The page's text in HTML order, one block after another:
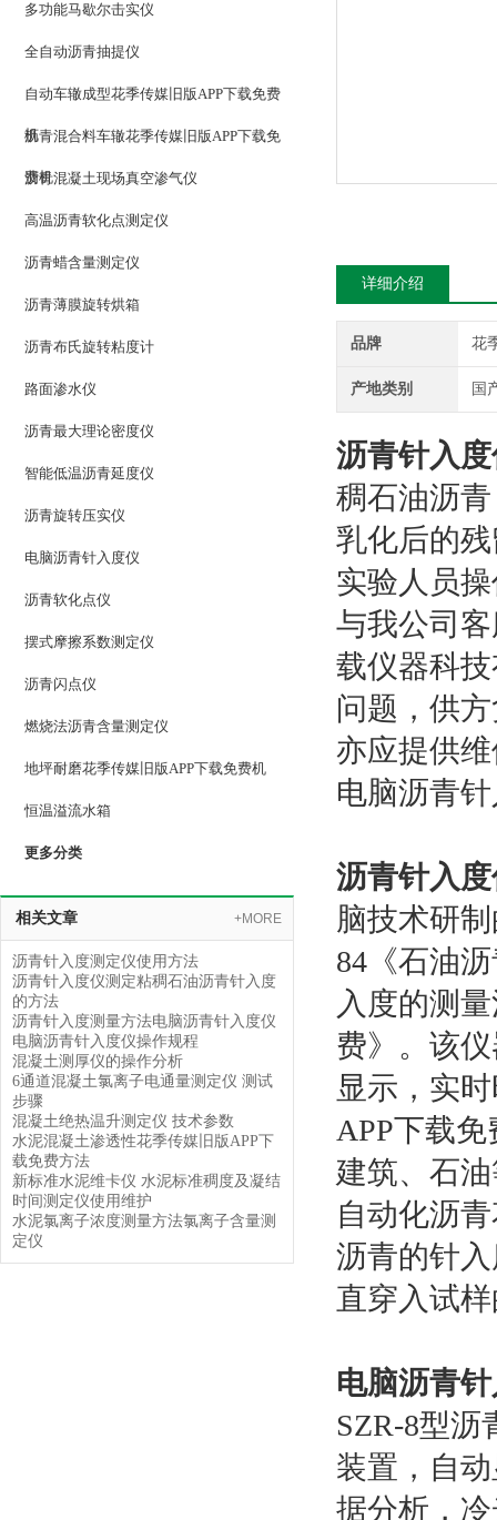
多功能马歇尔击实仪
全自动沥青抽提仪
自动车辙成型花季传媒旧版APP下载免费
机
沥青混合料车辙花季传媒旧版APP下载免
费机
沥青混凝土现场真空渗气仪
高温沥青软化点测定仪
沥青蜡含量测定仪
沥青薄膜旋转烘箱
沥青布氏旋转粘度计
路面渗水仪
沥青最大理论密度仪
智能低温沥青延度仪
沥青旋转压实仪
电脑沥青针入度仪
沥青软化点仪
摆式摩擦系数测定仪
沥青闪点仪
燃烧法沥青含量测定仪
地坪耐磨花季传媒旧版APP下载免费机
恒温溢流水箱
更多分类
相关文章 +MORE
沥青针入度测定仪使用方法
沥青针入度仪测定粘稠石油沥青针入度
的方法
沥青针入度测量方法电脑沥青针入度仪
电脑沥青针入度仪操作规程
混凝土测厚仪的操作分析
6通道混凝土氯离子电通量测定仪 测试
步骤
混凝土绝热温升测定仪 技术参数
水泥混凝土渗透性花季传媒旧版APP下
载免费方法
新标准水泥维卡仪 水泥标准稠度及凝结
时间测定仪使用维护
水泥氯离子浓度测量方法氯离子含量测
定仪
详细介绍
品牌 花
产地类别 国
沥青针入
稠石油沥青
乳化后的残
实验人员操
与我公司客
载仪器科技
问题，
亦应提供维修
电脑沥青
沥青针入
脑技术研制
84《石油沥
入度的测
费》。该仪
显示，
APP下载免费
建筑、石
自动化沥青
沥青的针入
直穿入试样
电脑沥青
SZR-8型沥
装置，自
据分析，冷